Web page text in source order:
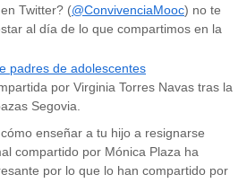
Twitter? (@ConvivenciaMooc) no te
al día de lo que compartimos en la
padres de adolescentes
por Virginia Torres Navas tras la
Segovia.
enseñar a tu hijo a resignarse
compartido por Mónica Plaza ha
por lo que lo han compartido por